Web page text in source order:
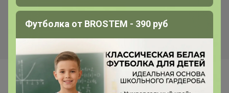
Самые желанные
Футболка от BROSTEM - 390 руб